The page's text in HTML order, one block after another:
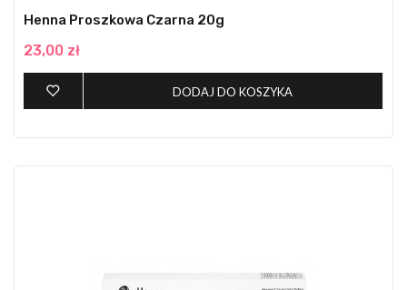
Henna Proszkowa Czarna 20g
23,00 zł
DODAJ DO KOSZYKA